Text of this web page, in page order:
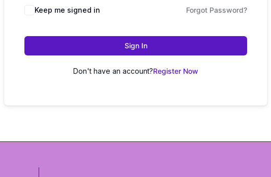
Keep me signed in Forgot Password?
Sign In
Don't have an account?Register Now